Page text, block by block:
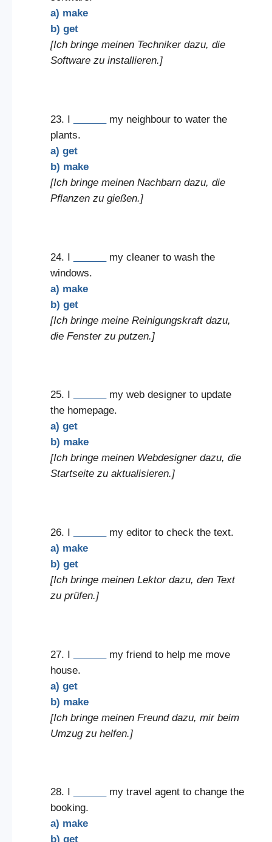
a) make
b) get
[Ich bringe meinen Techniker dazu, die
Software zu installieren.]
23. I
my neighbour to water the
plants.
a) get
b) make
[Ich bringe meinen Nachbarn dazu, die
Pflanzen zu gießen.]
24. I
my cleaner to wash the
windows.
a) make
b) get
[Ich bringe meine Reinigungskraft dazu,
die Fenster zu putzen.]
25. I
my web designer to update
the homepage.
a) get
b) make
[Ich bringe meinen Webdesigner dazu, die
Startseite zu aktualisieren.]
26. I
my editor to check the text.
a) make
b) get
[Ich bringe meinen Lektor dazu, den Text
zu prüfen.]
27. I
my friend to help me move
house.
a) get
b) make
[Ich bringe meinen Freund dazu, mir beim
Umzug zu helfen.]
28. I
my travel agent to change the
booking.
a) make
b) get